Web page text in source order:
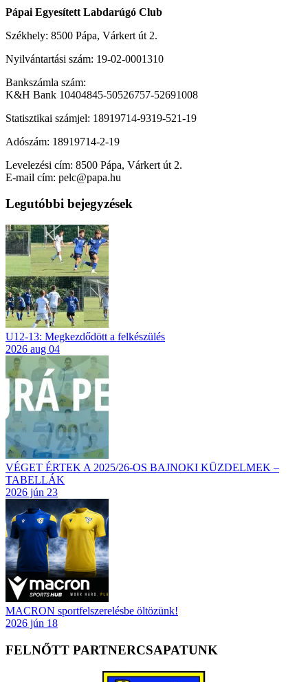
Pápai Egyesített Labdarúgó Club
Székhely: 8500 Pápa, Várkert út 2.
Nyilvántartási szám: 19-02-0001310
Bankszámla szám:
K&H Bank 10404845-50526757-52691008
Statisztikai számjel: 18919714-9319-521-19
Adószám: 18919714-2-19
Levelezési cím: 8500 Pápa, Várkert út 2.
E-mail cím: pelc@papa.hu
Legutóbbi bejegyzések
U12-13: Megkezdődött a felkészülés
2026 aug 04
VÉGET ÉRTEK A 2025/26-OS BAJNOKI KÜZDELMEK –
TABELLÁK
2026 jún 23
MACRON sportfelszerelésbe öltözünk!
2026 jún 18
FELNŐTT PARTNERCSAPATUNK